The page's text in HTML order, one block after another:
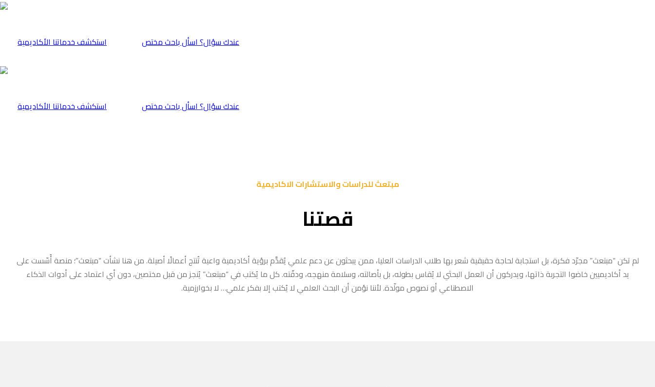
⁠استكشف خدماتنا الأكاديمية عندك سؤال؟ اسأل باحث مختص
⁠استكشف خدماتنا الأكاديمية عندك سؤال؟ اسأل باحث مختص
مبتعث للدراسات والاستشارات الاكاديمية
قصتنا
لم تكن “مبتعث” مجرّد فكرة، بل استجابة لحاجة حقيقية شعر بها طلاب الدراسات العليا، ممن يبحثون عن دعم علمي يُقدَّم برؤية أكاديمية واعية تُنتج أعمالًا أصيلة. من هنا نشأت “مبتعث”؛ منصة أُسّست على
يد أكاديميين خاضوا التجربة ذاتها، ويدركون أن العمل البحثي لا يُقاس بطوله، بل بأصالته، وسلامة منهجه، ودقّته. كل ما يُكتب في “مبتعث” يُنجز من قبل مختصين، دون أي اعتماد على أدوات الذكاء
الاصطناعي أو نصوص مولّدة. لأننا نؤمن أن البحث العلمي لا يُكتب إلا بفكر علمي… لا بخوارزمية.